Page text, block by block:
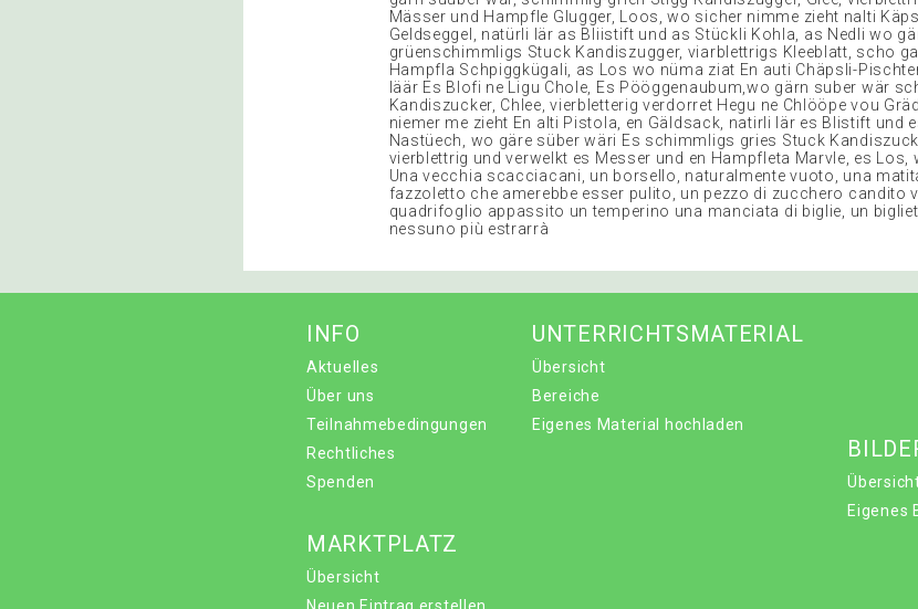
Mässer und Hampfle Glugger, Loos, wo sicher nimme zieht nalti
Geldseggel, natürli lär as Bliistift und as Stückli Kohla, as Nedli wo
grüenschimmligs Stuck Kandiszugger, viarblettrigs Kleeblatt, scho
Hampfla Schpiggkügali, as Los wo nüma ziat En auti Chäpsli-
läär Es Blofi ne Ligu Chole, Es Pööggenaubum,wo gärn suber wär
Kandiszucker, Chlee, vierbletterig verdorret Hegu ne Chlööpe vou
niemer me zieht En alti Pistola, en Gäldsack, natirli lär es Blistift und
Nastüech, wo gäre süber wäri Es schimmligs gries Stuck
vierblettrig und verwelkt es Messer und en Hampfleta Marvle, es Los,
Una vecchia scacciacani, un borsello, naturalmente vuoto, una
fazzoletto che amerebbe esser pulito, un pezzo di zucchero candito
quadrifoglio appassito un temperino una manciata di biglie, un
nessuno più estrarrà
INFO
Aktuelles
Über uns
Teilnahmebedingungen
Rechtliches
Spenden
UNTERRICHTSMATERIAL
Übersicht
Bereiche
Eigenes Material hochladen
Eigenes
MARKTPLATZ
Übersicht